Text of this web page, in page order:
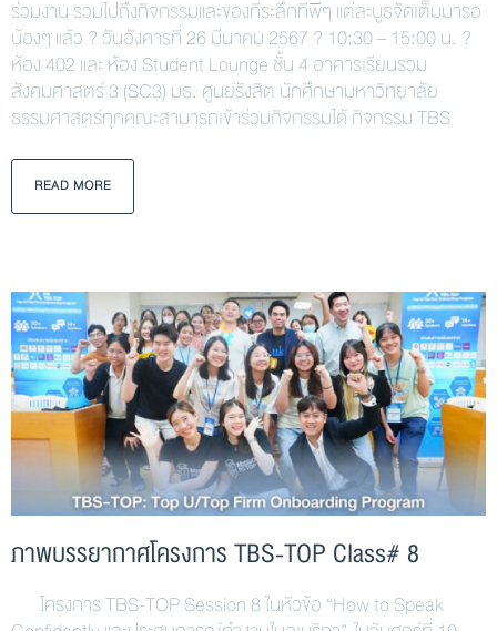
ร่วมงาน รวมไปถึงกิจกรรมและของที่ระลึกที่พี่ๆ แต่ละบูธจัดเต็มมารอ
น้องๆ แล้ว ? วันอังคารที่ 26 มีนาคม 2567 ? 10:30 – 15:00 น. ?
ห้อง 402 และ ห้อง Student Lounge ชั้น 4 อาคารเรียนรวม
สังคมศาสตร์ 3 (SC3) มธ. ศูนย์รังสิต นักศึกษามหาวิทยาลัย
ธรรมศาสตร์ทุกคณะสามารถเข้าร่วมกิจกรรมได้ กิจกรรม TBS
READ MORE
ภาพบรรยากาศโครงการ TBS-TOP Class# 8
โครงการ TBS-TOP Session 8 ในหัวข้อ “How to Speak